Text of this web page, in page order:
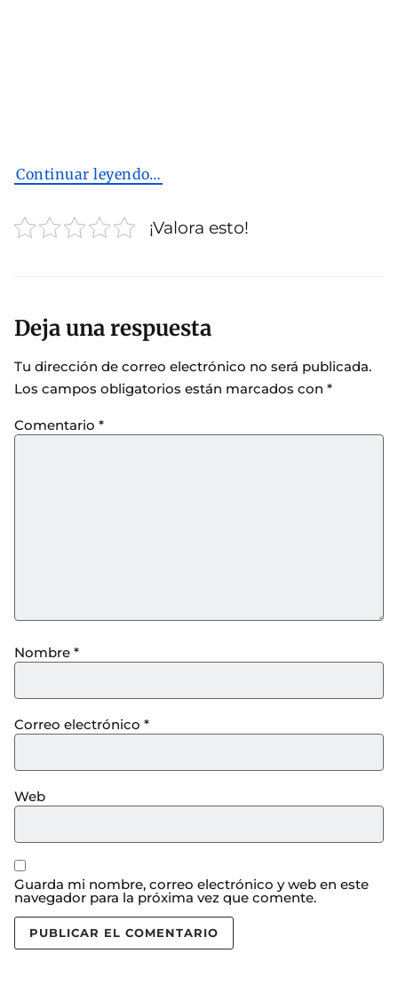
Continuar leyendo…
¡Valora esto!
Deja una respuesta
Tu dirección de correo electrónico no será publicada.
Los campos obligatorios están marcados con *
Comentario *
Nombre *
Correo electrónico *
Web
Guarda mi nombre, correo electrónico y web en este
navegador para la próxima vez que comente.